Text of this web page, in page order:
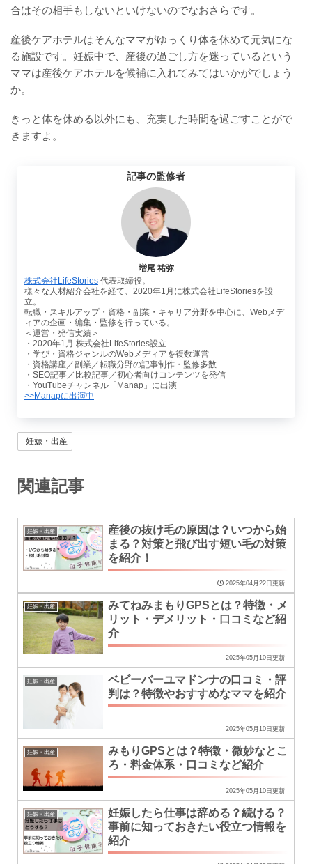
合はその相手もしないといけないのでなおさらです。
産後ケアホテルはそんなママがゆっくり体を休めて元気にな
る施設です。妊娠中で、産後の過ごし方を迷っているという
ママは産後ケアホテルを候補に入れてみてはいかがでしょう
か。
きっと体を休める以外にも、充実した時間を過ごすことがで
きますよ。
記事の監修者
増尾 祐弥
株式会社LifeStories 代表取締役。
様々な人材紹介会社を経て、2020年1月に株式会社LifeStoriesを設
立。
転職・スキルアップ・資格・副業・キャリア分野を中心に、Webメデ
ィアの企画・編集・監修を行っている。
＜運営・発信実績＞
・2020年1月 株式会社LifeStories設立
・学び・資格ジャンルのWebメディアを複数運営
・資格講座／副業／転職分野の記事制作・監修多数
・SEO記事／比較記事／初心者向けコンテンツを発信
・YouTubeチャンネル「Manap」に出演
>>Manapに出演中
妊娠・出産
関連記事
妊娠・出産
産後の抜け毛の原因は？いつから始
まる？対策と飛び出す短い毛の対策
を紹介！
2025年04月22日更新
妊娠・出産
みてねみまもりGPSとは？特徴・メ
リット・デメリット・口コミなど紹
介
2025年05月10日更新
妊娠・出産
ベビーバーユマドンナの口コミ・評
判は？特徴やおすすめなママを紹介
2025年05月10日更新
妊娠・出産
みもりGPSとは？特徴・微妙なとこ
ろ・料金体系・口コミなど紹介
2025年05月10日更新
妊娠・出産
妊娠したら仕事は辞める？続ける？
事前に知っておきたい役立つ情報を
紹介